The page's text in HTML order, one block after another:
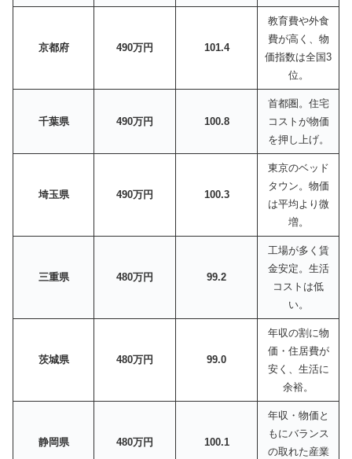
京都府 490万円 101.4
教育費や外食
費が高く、物
価指数は全国3
位。
千葉県 490万円 100.8
首都圏。住宅
コストが物価
を押し上げ。
埼玉県 490万円 100.3
東京のベッド
タウン。物価
は平均より微
増。
三重県 480万円 99.2
工場が多く賃
金安定。生活
コストは低
い。
茨城県 480万円 99.0
年収の割に物
価・住居費が
安く、生活に
余裕。
静岡県 480万円 100.1
年収・物価と
もにバランス
の取れた産業